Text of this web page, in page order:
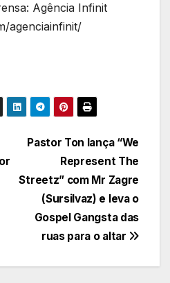
Agência Infinit
agenciainfinit/
Pastor Ton lança “We
Represent The
Streetz” com Mr Zagre
(Sursilvaz) e leva o
Gospel Gangsta das
ruas para o altar